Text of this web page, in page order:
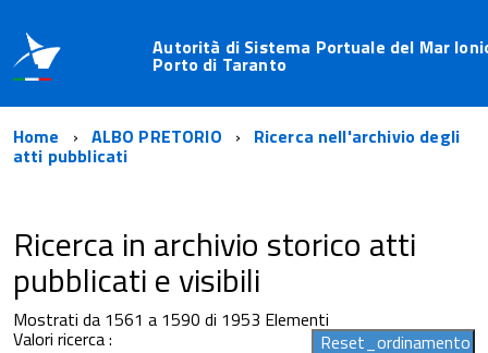
Autorità di Sistema Portuale del Mar
Porto di Taranto
Home ALBO PRETORIO Ricerca nell'archivio degli
atti pubblicati
Ricerca in archivio storico atti
pubblicati e visibili
Mostrati da 1561 a 1590 di 1953 Elementi
Valori ricerca :